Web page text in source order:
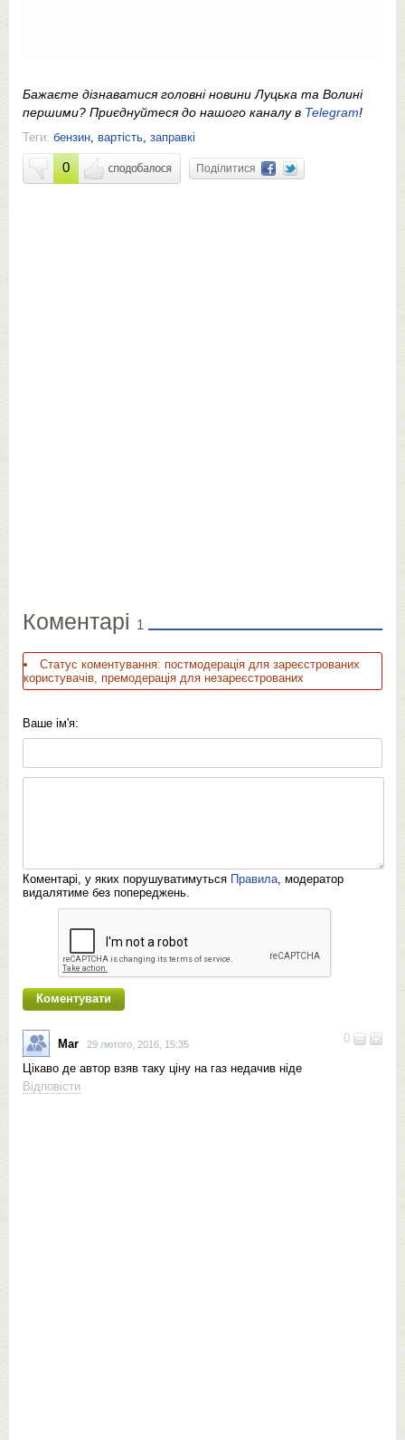
Бажаєте дізнаватися головні новини Луцька та Волині
першими? Приєднуйтеся до нашого каналу в Telegram!
Теги: бензин вартість заправкі
0 Поділитися
Коментарі 1
Статус коментування: постмодерація для зареєстрованих
користувачів, премодерація для незареєстрованих
Ваше ім'я:
Коментарі, у яких порушуватимуться Правила , модератор
видалятиме без попереджень.
0
Mar 29 лютого, 2016, 15:35
Цікаво де автор взяв таку ціну на газ недачив ніде
Відповісти